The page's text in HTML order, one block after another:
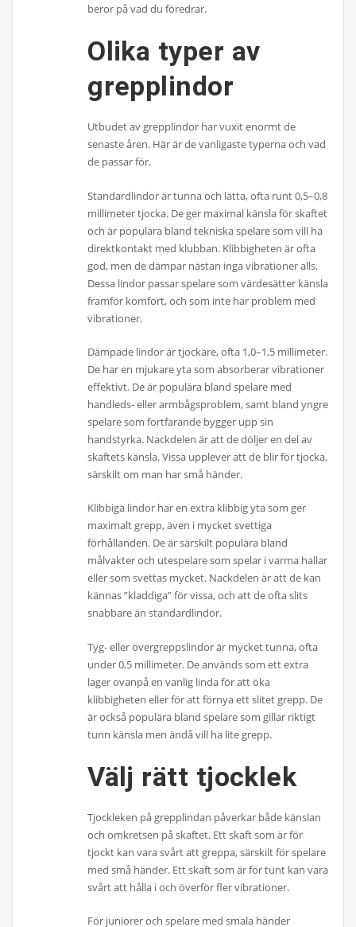
beror på vad du föredrar.
Olika typer av
grepplindor
Utbudet av grepplindor har vuxit enormt de
senaste åren. Här är de vanligaste typerna och vad
de passar för.
Standardlindor är tunna och lätta, ofta runt 0,5–0,8
millimeter tjocka. De ger maximal känsla för skaftet
och är populära bland tekniska spelare som vill ha
direktkontakt med klubban. Klibbigheten är ofta
god, men de dämpar nästan inga vibrationer alls.
Dessa lindor passar spelare som värdesätter känsla
framför komfort, och som inte har problem med
vibrationer.
Dämpade lindor är tjockare, ofta 1,0–1,5 millimeter.
De har en mjukare yta som absorberar vibrationer
effektivt. De är populära bland spelare med
handleds- eller armbågsproblem, samt bland yngre
spelare som fortfarande bygger upp sin
handstyrka. Nackdelen är att de döljer en del av
skaftets känsla. Vissa upplever att de blir för tjocka,
särskilt om man har små händer.
Klibbiga lindor har en extra klibbig yta som ger
maximalt grepp, även i mycket svettiga
förhållanden. De är särskilt populära bland
målvakter och utespelare som spelar i varma hallar
eller som svettas mycket. Nackdelen är att de kan
kännas ”kladdiga” för vissa, och att de ofta slits
snabbare än standardlindor.
Tyg- eller övergreppslindor är mycket tunna, ofta
under 0,5 millimeter. De används som ett extra
lager ovanpå en vanlig linda för att öka
klibbigheten eller för att förnya ett slitet grepp. De
är också populära bland spelare som gillar riktigt
tunn känsla men ändå vill ha lite grepp.
Välj rätt tjocklek
Tjockleken på grepplindan påverkar både känslan
och omkretsen på skaftet. Ett skaft som är för
tjockt kan vara svårt att greppa, särskilt för spelare
med små händer. Ett skaft som är för tunt kan vara
svårt att hålla i och överför fler vibrationer.
För juniorer och spelare med smala händer